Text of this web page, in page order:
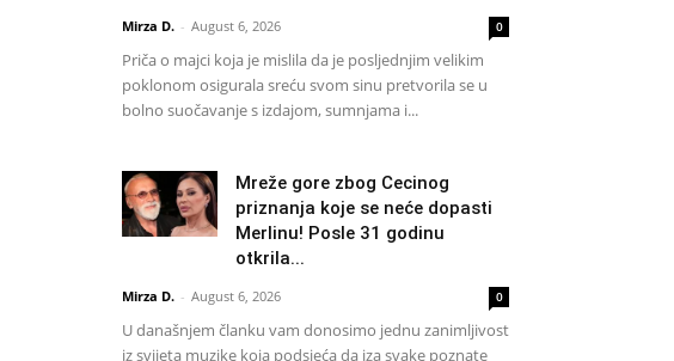
Mirza D. - August 6, 2026 0
Priča o majci koja je mislila da je posljednjim velikim
poklonom osigurala sreću svom sinu pretvorila se u
bolno suočavanje s izdajom, sumnjama i...
Mreže gore zbog Cecinog
priznanja koje se neće dopasti
Merlinu! Posle 31 godinu
otkrila...
Mirza D. - August 6, 2026 0
U današnjem članku vam donosimo jednu zanimljivost
iz svijeta muzike koja podsjeća da iza svake poznate